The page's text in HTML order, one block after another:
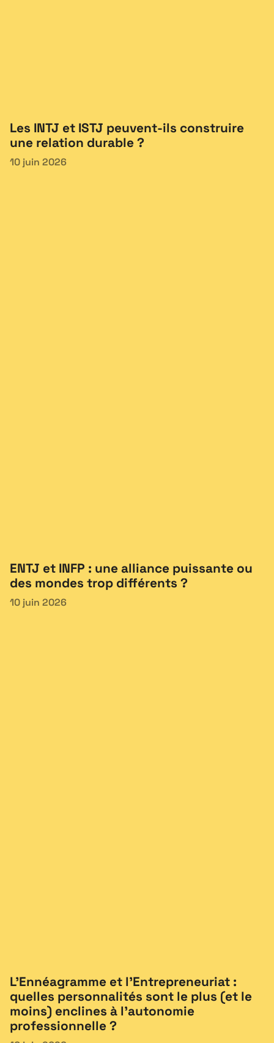
Les INTJ et ISTJ peuvent-ils construire
une relation durable ?
10 juin 2026
ENTJ et INFP : une alliance puissante ou
des mondes trop différents ?
10 juin 2026
L’Ennéagramme et l’Entrepreneuriat :
quelles personnalités sont le plus (et le
moins) enclines à l’autonomie
professionnelle ?